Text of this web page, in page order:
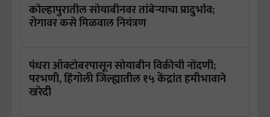
कोल्हापुरातील सोयाबीनवर तांबेऱ्याचा प्रादुर्भाव;
रोगावर कसे मिळवाल नियंत्रण
पंधरा ऑक्टोबरपासून सोयाबीन विक्रीची नोंदणी;
परभणी, हिंगोली जिल्ह्यातील १५ केंद्रांत हमीभावाने
खरेदी